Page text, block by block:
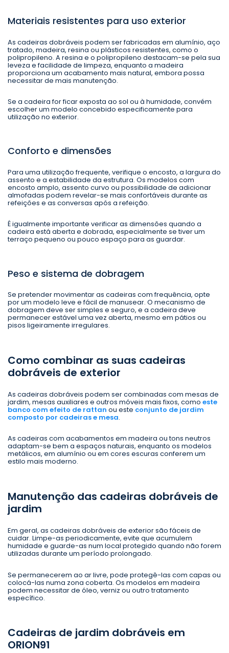
Materiais resistentes para uso exterior
As cadeiras dobráveis podem ser fabricadas em alumínio, aço
tratado, madeira, resina ou plásticos resistentes, como o
polipropileno. A resina e o polipropileno destacam-se pela sua
leveza e facilidade de limpeza, enquanto a madeira
proporciona um acabamento mais natural, embora possa
necessitar de mais manutenção.
Se a cadeira for ficar exposta ao sol ou à humidade, convém
escolher um modelo concebido especificamente para
utilização no exterior.
Conforto e dimensões
Para uma utilização frequente, verifique o encosto, a largura do
assento e a estabilidade da estrutura. Os modelos com
encosto amplo, assento curvo ou possibilidade de adicionar
almofadas podem revelar-se mais confortáveis durante as
refeições e as conversas após a refeição.
É igualmente importante verificar as dimensões quando a
cadeira está aberta e dobrada, especialmente se tiver um
terraço pequeno ou pouco espaço para as guardar.
Peso e sistema de dobragem
Se pretender movimentar as cadeiras com frequência, opte
por um modelo leve e fácil de manusear. O mecanismo de
dobragem deve ser simples e seguro, e a cadeira deve
permanecer estável uma vez aberta, mesmo em pátios ou
pisos ligeiramente irregulares.
Como combinar as suas cadeiras
dobráveis de exterior
As cadeiras dobráveis podem ser combinadas com mesas de
jardim, mesas auxiliares e outros móveis mais fixos, como este
banco com efeito de rattan ou este conjunto de jardim
composto por cadeiras e mesa.
As cadeiras com acabamentos em madeira ou tons neutros
adaptam-se bem a espaços naturais, enquanto os modelos
metálicos, em alumínio ou em cores escuras conferem um
estilo mais moderno.
Manutenção das cadeiras dobráveis de
jardim
Em geral, as cadeiras dobráveis de exterior são fáceis de
cuidar. Limpe-as periodicamente, evite que acumulem
humidade e guarde-as num local protegido quando não forem
utilizadas durante um período prolongado.
Se permanecerem ao ar livre, pode protegê-las com capas ou
colocá-las numa zona coberta. Os modelos em madeira
podem necessitar de óleo, verniz ou outro tratamento
específico.
Cadeiras de jardim dobráveis em
ORION91